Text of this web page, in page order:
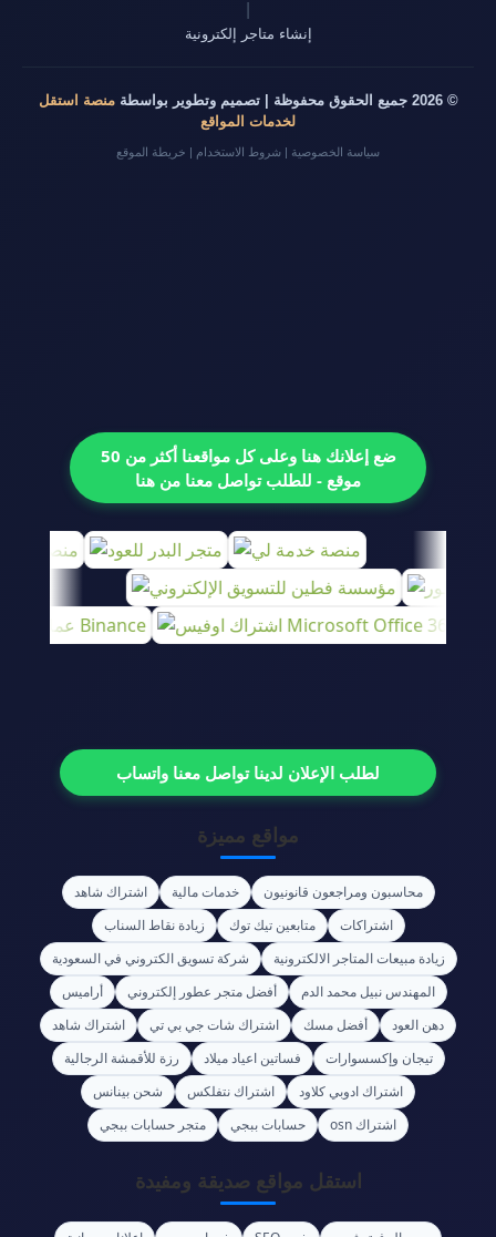
إنشاء متاجر إلكترونية
© 2026 جميع الحقوق محفوظة | تصميم وتطوير بواسطة
منصة استقل
لخدمات المواقع
سياسة الخصوصية | شروط الاستخدام | خريطة الموقع
ضع إعلانك هنا وعلى كل مواقعنا أكثر من 50
موقع - للطلب تواصل معنا من هنا
لطلب الإعلان لدينا تواصل معنا واتساب
مواقع مميزة
محاسبون ومراجعون قانونيون خدمات مالية
اشتراك شاهد
اشتراكات
متابعين تيك توك
زيادة نقاط السناب
زيادة مبيعات المتاجر الالكترونية
شركة تسويق الكتروني في السعودية
المهندس نبيل محمد الدم
أفضل متجر عطور إلكتروني
أراميس
دهن العود
أفضل مسك اشتراك شات جي بي تي
اشتراك شاهد
تيجان وإكسسوارات
فساتين اعياد ميلاد
رزة للأقمشة الرجالية
اشتراك ادوبي كلاود
اشتراك نتفلكس
شحن بينانس
اشتراك osn
حسابات ببجي متجر حسابات ببجي
استقل مواقع صديقة ومفيدة